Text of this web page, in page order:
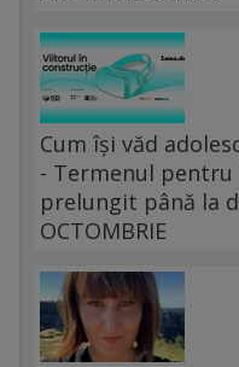
Cum își văd
- Termenul pentru
prelungit până la
OCTOMBRIE